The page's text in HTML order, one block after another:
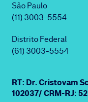
São Paulo
(11) 3003-5554
Distrito Federal
(61) 3003-5554
RT: Dr. Cristovam
102037/ CRM-RJ: